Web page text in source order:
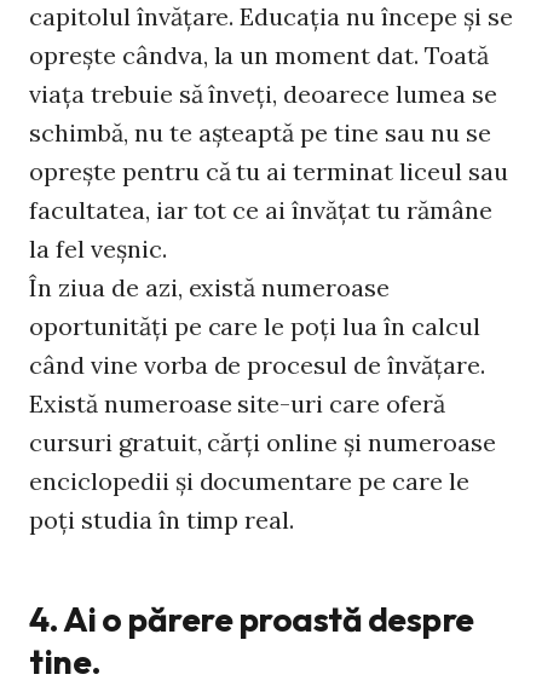
capitolul învăţare. Educaţia nu începe şi se
opreşte cândva, la un moment dat. Toată
viaţa trebuie să înveţi, deoarece lumea se
schimbă, nu te aşteaptă pe tine sau nu se
opreşte pentru că tu ai terminat liceul sau
facultatea, iar tot ce ai învăţat tu rămâne
la fel veşnic.
În ziua de azi, există numeroase
oportunităţi pe care le poţi lua în calcul
când vine vorba de procesul de învăţare.
Există numeroase site-uri care oferă
cursuri gratuit, cărţi online şi numeroase
enciclopedii şi documentare pe care le
poţi studia în timp real.
4. Ai o părere proastă despre
tine.